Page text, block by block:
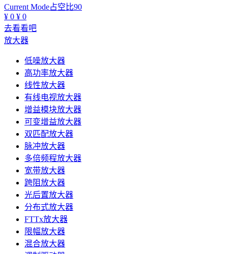
Current Mode占空比90
¥ 0 ¥ 0
去看看吧
放大器
低噪放大器
高功率放大器
线性放大器
有线电视放大器
增益模块放大器
可变增益放大器
双匹配放大器
脉冲放大器
多倍频程放大器
宽带放大器
跨阻放大器
光后置放大器
分布式放大器
FTTx放大器
限幅放大器
混合放大器